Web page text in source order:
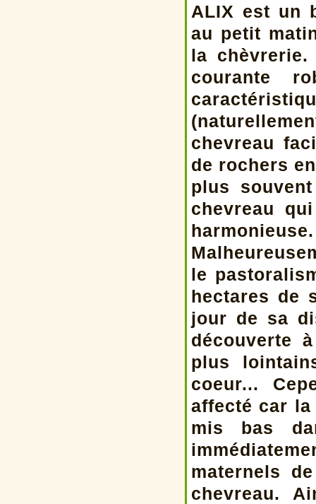
ALIX est un
au petit
la
courante
chevreau
de rochers
plus
chevreau
harmonieuse.
le
hectares de
jour de sa
découverte
plus
coeur...
affecté car
mis bas
maternels
chevreau.